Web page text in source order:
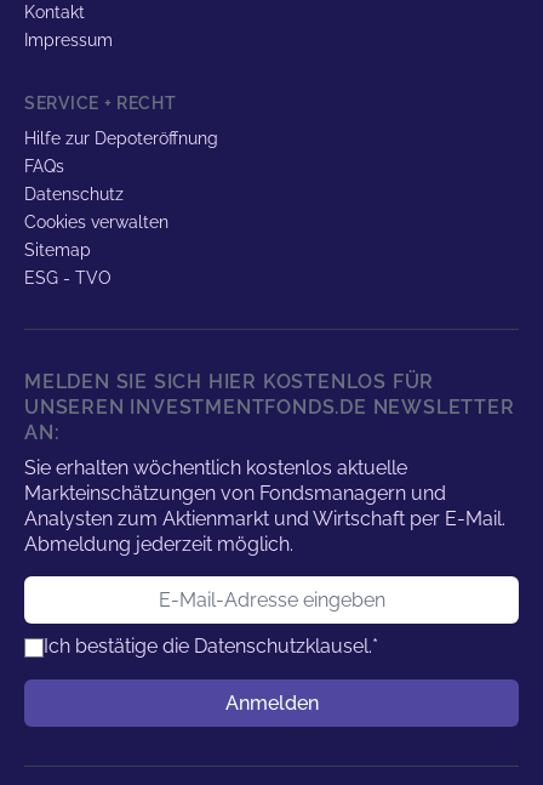
Kontakt
Impressum
SERVICE + RECHT
Hilfe zur Depoteröffnung
FAQs
Datenschutz
Cookies verwalten
Sitemap
ESG - TVO
MELDEN SIE SICH HIER KOSTENLOS FÜR
UNSEREN INVESTMENTFONDS.DE NEWSLETTER
AN:
Sie erhalten wöchentlich kostenlos aktuelle
Markteinschätzungen von Fondsmanagern und
Analysten zum Aktienmarkt und Wirtschaft per E-Mail.
Abmeldung jederzeit möglich.
E-Mail-Adresse
Ich bestätige die Datenschutzklausel.*
Anmelden